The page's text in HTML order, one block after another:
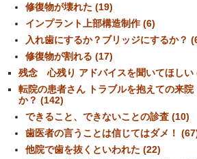
修復物が壊れた (19)
インプラント上部構造制作 (6)
入れ歯にするか？ブリッジにするか？
修復物が割れる (17)
残念 心残り アドバイスを聞いてほしい
転院の患者さん トラブルを抱えての来
か？ (142)
できること、できないことの診査 (10)
歯医者の言うことは信じてはダメ！
他院で歯を抜くといわれた (22)